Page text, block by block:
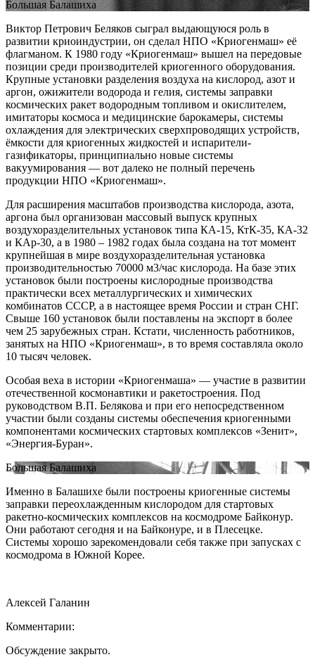
Большая Балашиха
Виктор Петрович Беляков сыграл выдающуюся роль в
развитии криоиндустрии, он сделал НПО «Криогенмаш» её
флагманом. К 1980 году «Криогенмаш» вышел на передовые
позиции среди производителей криогенного оборудования.
Крупные установки разделения воздуха на кислород, азот и
аргон, ожижители водорода и гелия, системы заправки
космических ракет водородным топливом и окислителем,
имитаторы космоса и медицинские барокамеры, системы
охлаждения для электрических сверхпроводящих устройств,
ёмкости для криогенных жидкостей и испарители-
газификаторы, принципиально новые системы
вакуумирования — вот далеко не полный перечень
продукции НПО «Криогенмаш».
Для расширения масштабов производства кислорода, азота,
аргона был организован массовый выпуск крупных
воздухоразделительных установок типа КА-15, КтК-35, КА-32
и КАр-30, а в 1980 – 1982 годах была создана на тот момент
крупнейшая в мире воздухоразделительная установка
производительностью 70000 м3/час кислорода. На базе этих
установок были построены кислородные производства
практически всех металлургических и химических
комбинатов СССР, а в настоящее время России и стран СНГ.
Свыше 160 установок были поставлены на экспорт в более
чем 25 зарубежных стран. Кстати, численность работников,
занятых на НПО «Криогенмаш», в то время составляла около
10 тысяч человек.
Особая веха в истории «Криогенмаша» — участие в развитии
отечественной космонавтики и ракетостроения. Под
руководством В.П. Белякова и при его непосредственном
участии были созданы системы обеспечения криогенными
компонентами космических стартовых комплексов «Зенит»,
«Энергия-Буран».
Большая Балашиха
Именно в Балашихе были построены криогенные системы
заправки переохлажденным кислородом для стартовых
ракетно-космических комплексов на космодроме Байконур.
Они работают сегодня и на Байконуре, и в Плесецке.
Системы хорошо зарекомендовали себя также при запусках с
космодрома в Южной Корее.
Алексей Галанин
Комментарии:
Обсуждение закрыто.